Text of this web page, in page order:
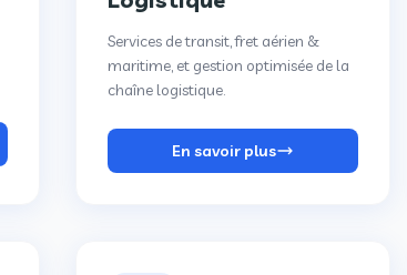
Services de transit, fret aérien &
maritime, et gestion optimisée de la
chaîne logistique.
En savoir plus